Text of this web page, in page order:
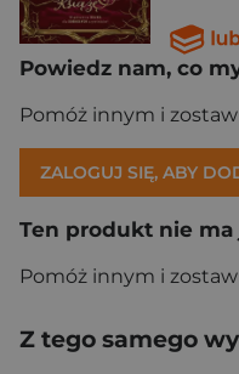
Powiedz nam, co
Pomóż innym i
ZALOGUJ SIĘ, ABY
Ten produkt nie ma
Pomóż innym i
Z tego samego